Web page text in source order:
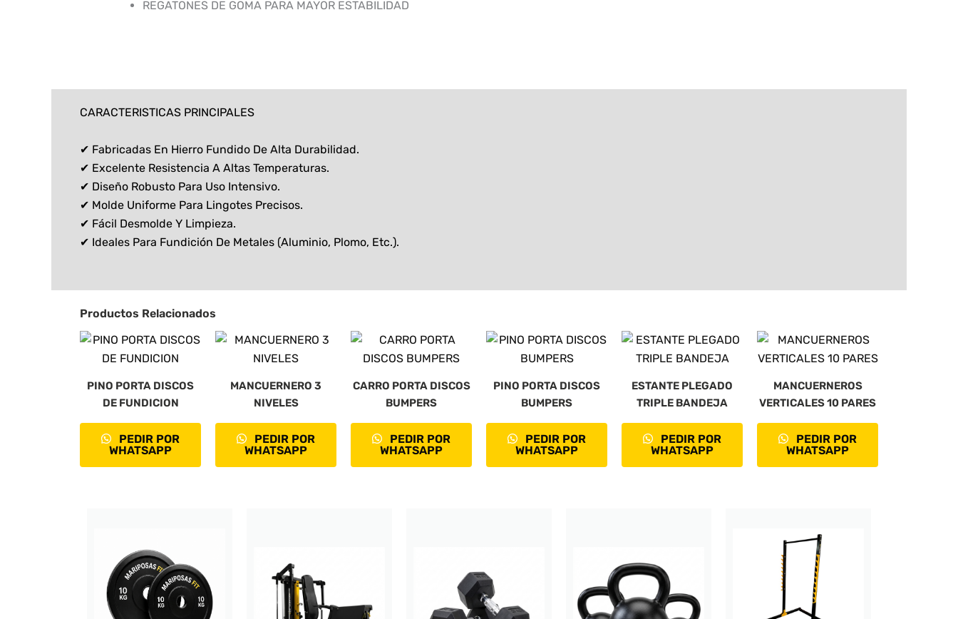
REGATONES DE GOMA PARA MAYOR ESTABILIDAD
CARACTERISTICAS PRINCIPALES
✔ Fabricadas En Hierro Fundido De Alta Durabilidad.
✔ Excelente Resistencia A Altas Temperaturas.
✔ Diseño Robusto Para Uso Intensivo.
✔ Molde Uniforme Para Lingotes Precisos.
✔ Fácil Desmolde Y Limpieza.
✔ Ideales Para Fundición De Metales (aluminio, Plomo, Etc.).
Productos Relacionados
PINO PORTA DISCOS
DE FUNDICION
PEDIR POR
WHATSAPP
MANCUERNERO 3
NIVELES
PEDIR POR
WHATSAPP
CARRO PORTA DISCOS
BUMPERS
PEDIR POR
WHATSAPP
PINO PORTA DISCOS
BUMPERS
PEDIR POR
WHATSAPP
ESTANTE PLEGADO
TRIPLE BANDEJA
PEDIR POR
WHATSAPP
MANCUERNEROS
VERTICALES 10 PARES
PEDIR POR
WHATSAPP